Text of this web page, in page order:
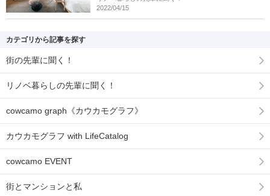
2022/04/15
カテゴリから記事を探す
街の先輩に聞く！
リノベ暮らしの先輩に聞く！
cowcamo graph《カウカモグラフ》
カウカモグラフ with LifeCatalog
cowcamo EVENT
街とマンションと私